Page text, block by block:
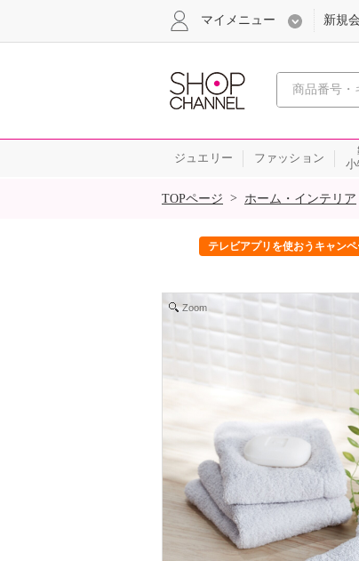
心
マイメニュー 新規
ジュエリー ファッション
SALE
TOPページ > ホーム・インテリア
テレビアプリを使おうキャンペ
Zoom